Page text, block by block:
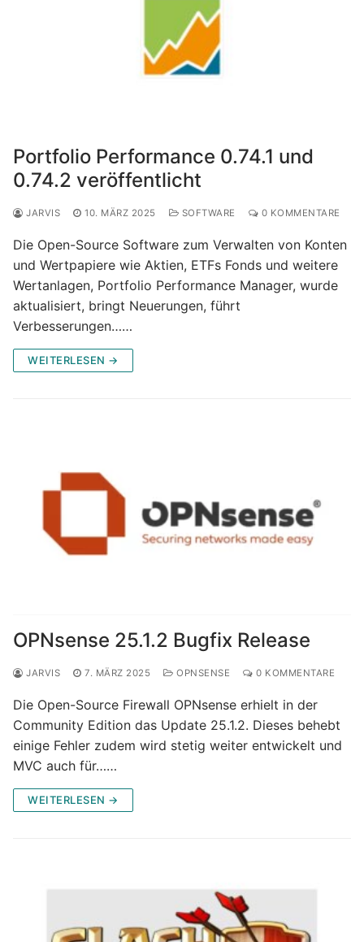
Portfolio Performance 0.74.1 und
0.74.2 veröffentlicht
JARVIS 10. MÄRZ 2025 SOFTWARE 0 KOMMENTARE
Die Open-Source Software zum Verwalten von Konten
und Wertpapiere wie Aktien, ETFs Fonds und weitere
Wertanlagen, Portfolio Performance Manager, wurde
aktualisiert, bringt Neuerungen, führt
Verbesserungen……
WEITERLESEN →
OPNsense 25.1.2 Bugfix Release
JARVIS 7. MÄRZ 2025 OPNSENSE 0 KOMMENTARE
Die Open-Source Firewall OPNsense erhielt in der
Community Edition das Update 25.1.2. Dieses behebt
einige Fehler zudem wird stetig weiter entwickelt und
MVC auch für……
WEITERLESEN →